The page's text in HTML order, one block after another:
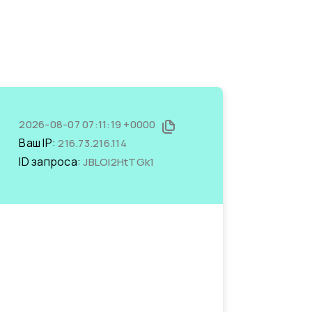
2026-08-07 07:11:19 +0000
Ваш IP:216.73.216.114
ID запроса:JBLOl2HtTGk1